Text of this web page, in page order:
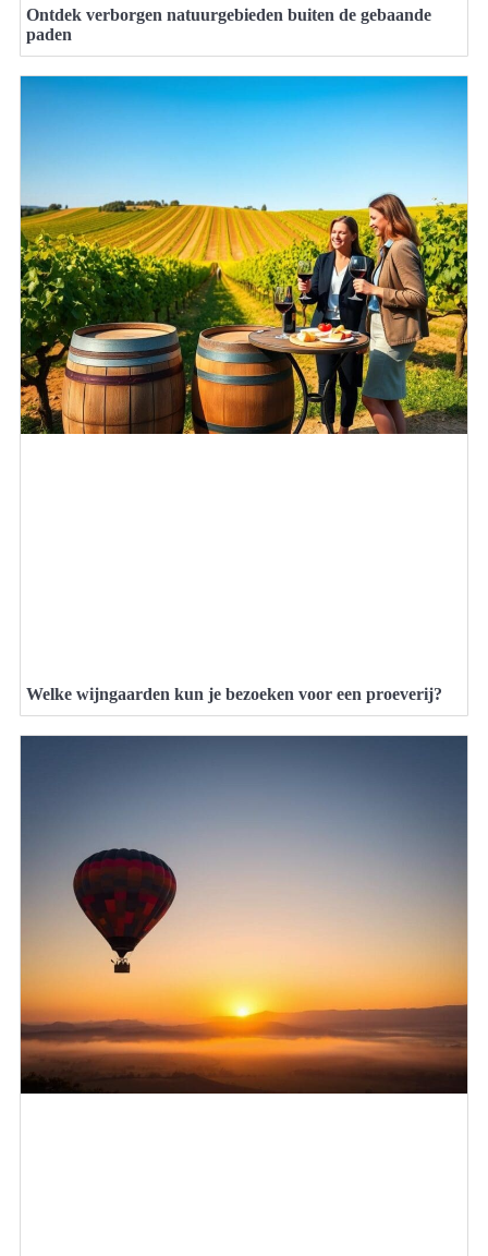
Ontdek verborgen natuurgebieden buiten de gebaande
paden
Welke wijngaarden kun je bezoeken voor een proeverij?